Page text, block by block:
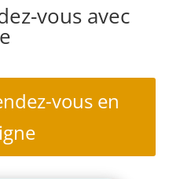
vous avec
vous en